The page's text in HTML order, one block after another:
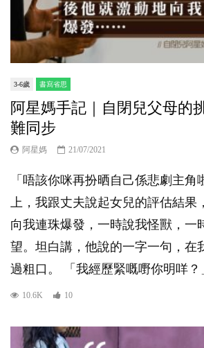
3-6歲 書寫省思
阿星媽手記｜自閉兒父母的
難同步
阿星媽 21/07/2021
「唔該你咪再扮晒自己係悲劇主角
上，我跟丈夫說起女兒的評估結果
向我連珠爆發，一時說我怪獸，一
望。坦白講，他說的一字一句，在
過粗口。 「我經歷緊嘅嘢你明咩？
10.6K 10